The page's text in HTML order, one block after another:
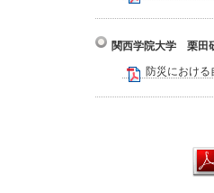
関西学院大学 栗田
防災におけ